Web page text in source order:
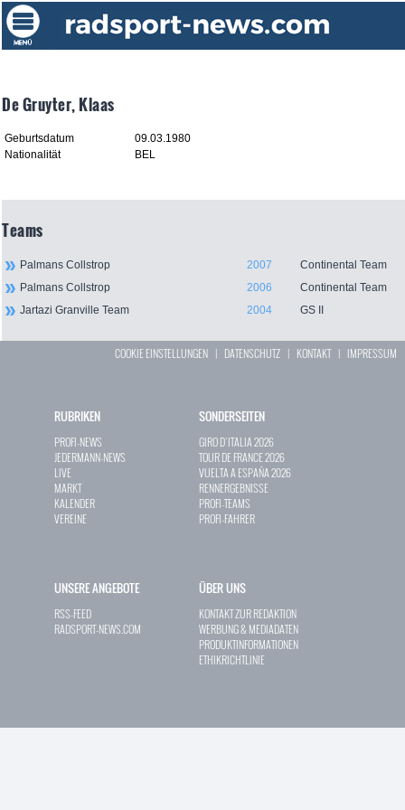
De Gruyter, Klaas
Geburtsdatum
09.03.1980
Nationalität
BEL
Teams
Palmans Collstrop 2007
Continental Team
Palmans Collstrop
2006
Continental Team
Jartazi Granville Team
2004 GS II
COOKIE EINSTELLUNGEN | DATENSCHUTZ | KONTAKT| IMPRESSUM
RUBRIKEN
PROFI-NEWS
JEDERMANN-NEWS
LIVE
MARKT
KALENDER
VEREINE
SONDERSEITEN
GIRO D`ITALIA 2026
TOUR DE FRANCE 2026
VUELTA A ESPAÑA 2026
RENNERGEBNISSE
PROFI-TEAMS
PROFI-FAHRER
UNSERE ANGEBOTE
RSS-FEED
RADSPORT-NEWS.COM
ÜBER UNS
KONTAKT ZUR REDAKTION
WERBUNG & MEDIADATEN
PRODUKTINFORMATIONEN
ETHIKRICHTLINIE